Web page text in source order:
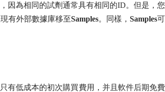
因為相同的試劑通常具有相同的ID。但是，您
有外部數據庫移至Samples。同樣， Samples可
有低成本的初次購買費用，并且軟件后期免費